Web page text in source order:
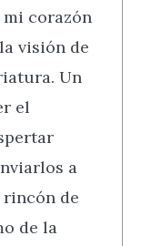
corazón
visión de
Un
el
a
de
de la